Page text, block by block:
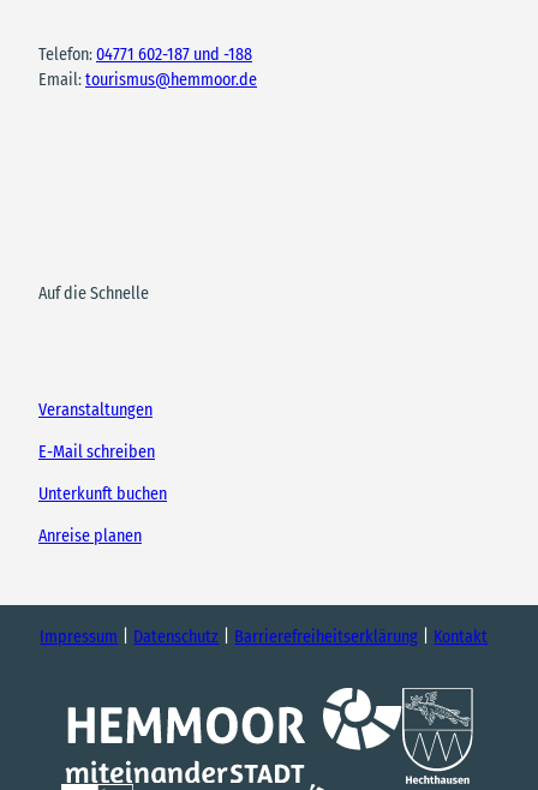
Telefon:04771 602-187 und -188
Email:tourismus@hemmoor.de
Auf die Schnelle
Veranstaltungen
E-Mail schreiben
Unterkunft buchen
Anreise planen
Impressum Datenschutz Barrierefreiheitserklärung Kontakt